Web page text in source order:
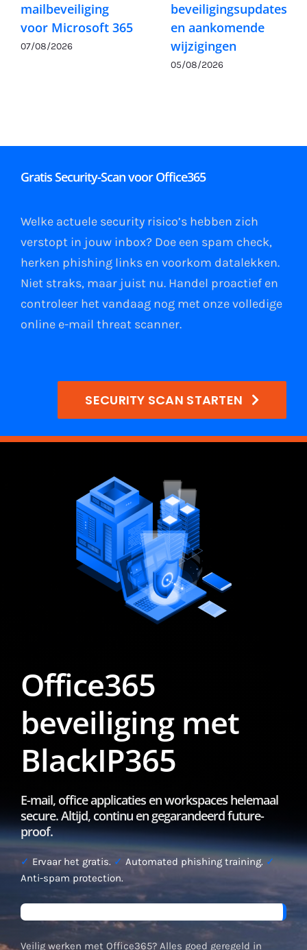
mailbeveiliging
voor Microsoft 365
07/08/2026
beveiligingsupdates
en aankomende
wijzigingen
05/08/2026
Gratis Security-Scan voor Office365
Welke actuele security risico’s hebben zich
verstopt in jouw inbox? Doe een spam check,
herken phishing linksen voorkom datalekken.
Niet straks, maar juist nu. Handel proactief en
controleer het vandaag nog met onze volledige
online e-mail threat scanner.
SECURITY SCAN STARTEN
Office365
beveiliging met
BlackIP365
E-mail, office applicaties en workspaces helemaal
secure. Altijd, continu en gegarandeerd future-
proof.
✓ Ervaar het gratis. ✓ Automated phishing training. ✓
Anti-spam protection.
Veilig werken met Office365? Alles goed geregeld in